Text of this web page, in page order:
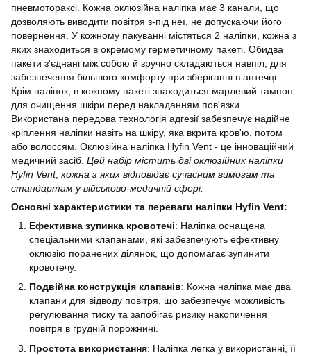
пневмотораксі. Кожна оклюзійна наліпка має 3 канали, що
дозволяють виводити повітря з-під неї, не допускаючи його
повернення. У кожному пакуванні містяться 2 наліпки, кожна з
яких знаходиться в окремому герметичному пакеті. Обидва
пакети з'єднані між собою й зручно складаються навпіл, для
забезпечення більшого комфорту при зберіганні в аптечці .
Крім наліпок, в кожному пакеті знаходиться марлевий тампон
для очищення шкіри перед накладанням пов'язки.
Використана передова технологія адгезії забезпечує надійне
кріплення наліпки навіть на шкіру, яка вкрита кров'ю, потом
або волоссям. Оклюзійна наліпка Hyfin Vent - це інноваційний
медичний засіб. Цей набір містить дві оклюзійних наліпки
Hyfin Vent, кожна з яких відповідає сучасним вимогам та
стандартам у військово-медичній сфері.
Основні характеристики та переваги наліпки Hyfin Vent:
Ефективна зупинка кровотечі: Наліпка оснащена
спеціальними клапанами, які забезпечують ефективну
оклюзію поранених ділянок, що допомагає зупинити
кровотечу.
Подвійна конструкція клапанів: Кожна наліпка має два
клапани для відводу повітря, що забезпечує можливість
регулювання тиску та запобігає ризику накопичення
повітря в грудній порожнині.
Простота використання: Наліпка легка у використанні, її